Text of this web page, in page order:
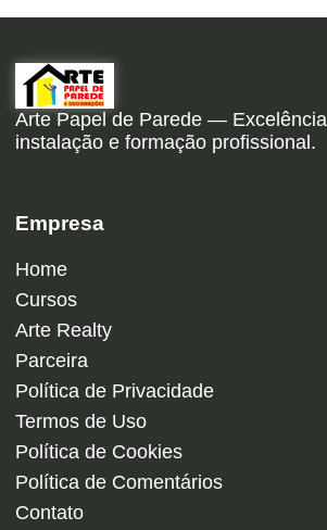
Arte Papel de Parede —
instalação e formação profissional.
Empresa
Home
Cursos
Arte Realty
Parceira
Política de Privacidade
Termos de Uso
Política de Cookies
Política de Comentários
Contato